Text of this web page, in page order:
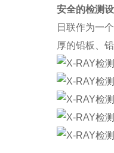
安全的检测
日联作为一
厚的铅板、